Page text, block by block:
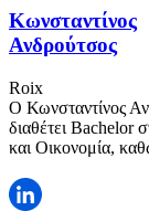
Κωνσταντίνος
Ανδρούτσος
Roix
Ο Κωνσταντίνος
διαθέτει Bachelor
και Οικονομία,